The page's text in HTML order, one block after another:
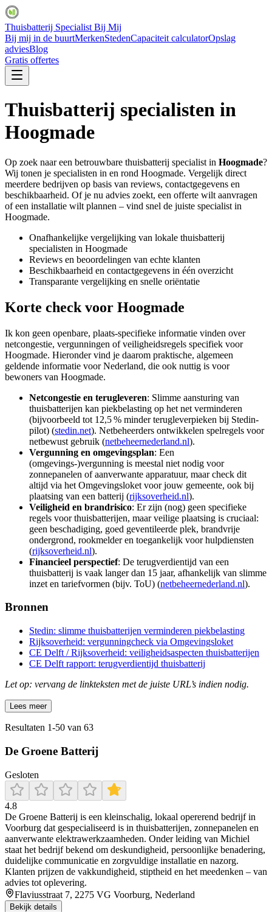
Thuisbatterij Specialist Bij Mij
Bij mij in de buurtMerkenStedenCapaciteit calculatorOpslag
adviesBlog
Gratis offertes
Thuisbatterij specialisten in
Hoogmade
Op zoek naar een betrouwbare thuisbatterij specialist in Hoogmade?
Wij tonen je specialisten in en rond Hoogmade. Vergelijk direct
meerdere bedrijven op basis van reviews, contactgegevens en
beschikbaarheid. Of je nu advies zoekt, een offerte wilt aanvragen
of een installatie wilt plannen – vind snel de juiste specialist in
Hoogmade.
Onafhankelijke vergelijking van lokale thuisbatterij
specialisten in Hoogmade
Reviews en beoordelingen van echte klanten
Beschikbaarheid en contactgegevens in één overzicht
Transparante vergelijking en snelle oriëntatie
Korte check voor Hoogmade
Ik kon geen openbare, plaats-specifieke informatie vinden over
netcongestie, vergunningen of veiligheidsregels specifiek voor
Hoogmade. Hieronder vind je daarom praktische, algemeen
geldende informatie voor Nederland, die ook nuttig is voor
bewoners van Hoogmade.
Netcongestie en terugleveren: Slimme aansturing van
thuisbatterijen kan piekbelasting op het net verminderen
(bijvoorbeeld tot 12,5 % minder terugleverpieken bij Stedin-
pilot) (stedin.net). Netbeheerders ontwikkelen spelregels voor
netbewust gebruik (netbeheernederland.nl).
Vergunning en omgevingsplan: Een
(omgevings‑)vergunning is meestal niet nodig voor
zonnepanelen of aanverwante apparatuur, maar check dit
altijd via het Omgevingsloket voor jouw gemeente, ook bij
plaatsing van een batterij (rijksoverheid.nl).
Veiligheid en brandrisico: Er zijn (nog) geen specifieke
regels voor thuisbatterijen, maar veilige plaatsing is cruciaal:
geen beschadiging, goed geventileerde plek, brandvrije
ondergrond, rookmelder en toegankelijk voor hulpdiensten
(rijksoverheid.nl).
Financieel perspectief: De terugverdientijd van een
thuisbatterij is vaak langer dan 15 jaar, afhankelijk van slimme
inzet en tariefvormen (bijv. ToU) (netbeheernederland.nl).
Bronnen
Stedin: slimme thuisbatterijen verminderen piekbelasting
Rijksoverheid: vergunningcheck via Omgevingsloket
CE Delft / Rijksoverheid: veiligheidsaspecten thuisbatterijen
CE Delft rapport: terugverdientijd thuisbatterij
Let op: vervang de linkteksten met de juiste URL’s indien nodig.
Lees meer
Resultaten 1-50 van 63
De Groene Batterij
Gesloten
4.8
De Groene Batterij is een kleinschalig, lokaal opererend bedrijf in
Voorburg dat gespecialiseerd is in thuisbatterijen, zonnepanelen en
aanverwante elektrawerkzaamheden. Onder leiding van Michiel
staat het bedrijf bekend om deskundigheid, persoonlijke benadering,
duidelijke communicatie en zorgvuldige installatie en nazorg.
Klanten prijzen de vakkundigheid, stiptheid en het meedenken – van
advies tot oplevering.
Flaviusstraat 7, 2275 VG Voorburg, Nederland
Bekijk details